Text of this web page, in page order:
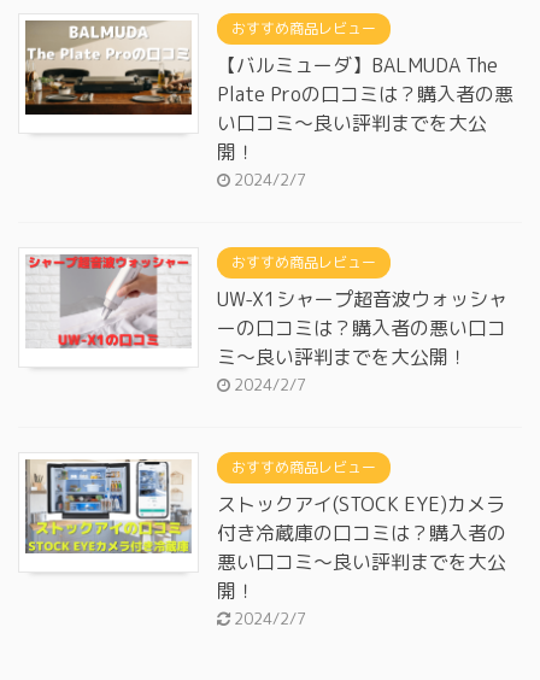
おすすめ商品レビュー
【バルミューダ】BALMUDA The
Plate Proの口コミは？購入者の悪
い口コミ～良い評判までを大公
開！
2024/2/7
おすすめ商品レビュー
UW-X1シャープ超音波ウォッシャ
ーの口コミは？購入者の悪い口コ
ミ～良い評判までを大公開！
2024/2/7
おすすめ商品レビュー
ストックアイ(STOCK EYE)カメラ
付き冷蔵庫の口コミは？購入者の
悪い口コミ～良い評判までを大公
開！
2024/2/7